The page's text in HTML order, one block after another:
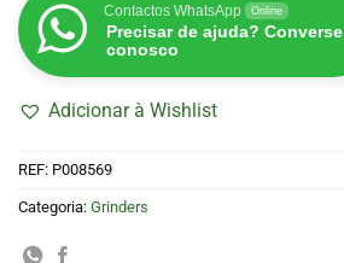
Contactos WhatsApp Online
Precisar de ajuda? Converse
conosco
Adicionar à Wishlist
REF: P008569
Categoria: Grinders